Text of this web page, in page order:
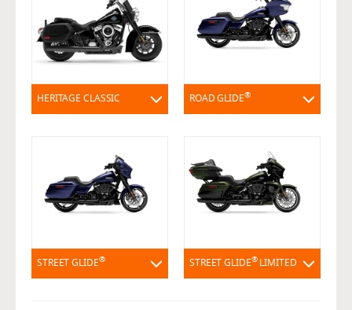
HERITAGE CLASSIC ROAD GLIDE®
STREET GLIDE® STREET GLIDE®LIMITED